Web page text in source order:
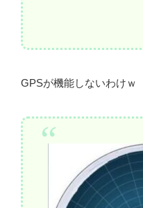
GPSが機能しないわけｗ